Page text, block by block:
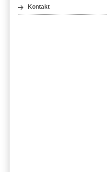
Kontakt